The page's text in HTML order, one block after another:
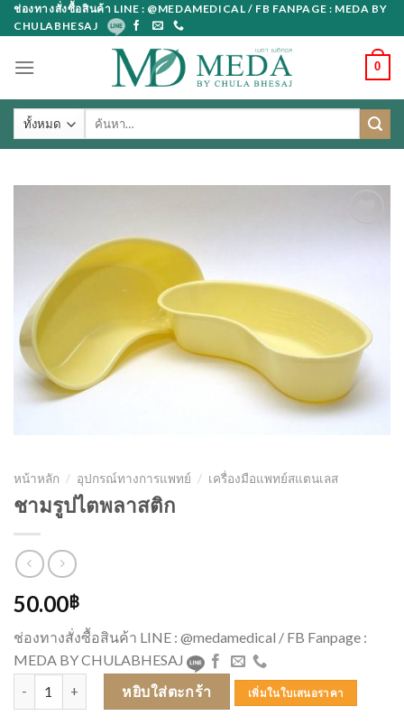
Skip
to
ช่องทางสั่งซื้อสินค้า LINE : @MEDAMEDICAL / FB FANPAGE : MEDA BY
CHULABHESAJ
0
ค้นหา:
หน้าหลัก / อุปกรณ์ทางการแพทย์ / เครื่องมือแพทย์สแตนเลส
ชามรูปไตพลาสติก
50.00฿
ช่องทางสั่งซื้อสินค้า LINE : @medamedical / FB Fanpage :
MEDA BY CHULABHESAJ
จำนวน ชามรูปไตพลาสติก ชิ้น
หยิบใส่ตะกร้า เพิ่มในใบเสนอราคา